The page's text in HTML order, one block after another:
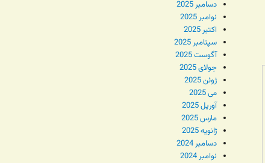
دسامبر 2025
نوامبر 2025
اکتبر 2025
سپتامبر 2025
آگوست 2025
جولای 2025
ژوئن 2025
می 2025
آوریل 2025
مارس 2025
ژانویه 2025
دسامبر 2024
نوامبر 2024